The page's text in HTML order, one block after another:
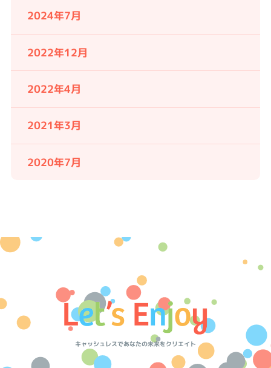
2024年7月
2022年12月
2022年4月
2021年3月
2020年7月
キャッシュレスであなたの未来をクリエイト